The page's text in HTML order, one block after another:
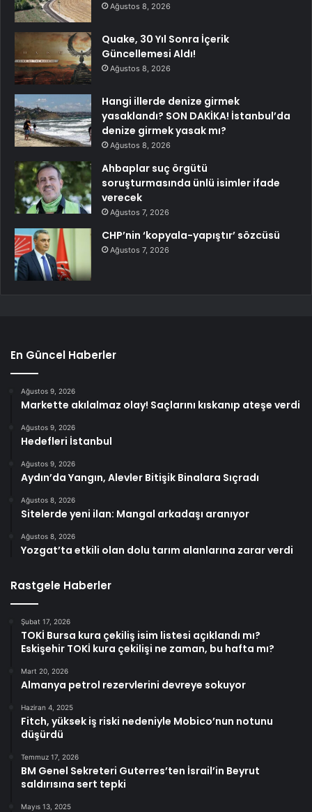
Ağustos 8, 2026
Quake, 30 Yıl Sonra İçerik
Güncellemesi Aldı!
Ağustos 8, 2026
Hangi illerde denize girmek
yasaklandı? SON DAKİKA! İstanbul’da
denize girmek yasak mı?
Ağustos 8, 2026
Ahbaplar suç örgütü
soruşturmasında ünlü isimler ifade
verecek
Ağustos 7, 2026
CHP’nin ‘kopyala-yapıştır’ sözcüsü
Ağustos 7, 2026
En Güncel Haberler
Ağustos 9, 2026
Markette akılalmaz olay! Saçlarını kıskanıp ateşe verdi
Ağustos 9, 2026
Hedefleri İstanbul
Ağustos 9, 2026
Aydın’da Yangın, Alevler Bitişik Binalara Sıçradı
Ağustos 8, 2026
Sitelerde yeni ilan: Mangal arkadaşı aranıyor
Ağustos 8, 2026
Yozgat’ta etkili olan dolu tarım alanlarına zarar verdi
Rastgele Haberler
Şubat 17, 2026
TOKİ Bursa kura çekiliş isim listesi açıklandı mı?
Eskişehir TOKİ kura çekilişi ne zaman, bu hafta mı?
Mart 20, 2026
Almanya petrol rezervlerini devreye sokuyor
Haziran 4, 2025
Fitch, yüksek iş riski nedeniyle Mobico’nun notunu
düşürdü
Temmuz 17, 2026
BM Genel Sekreteri Guterres’ten İsrail’in Beyrut
saldırısına sert tepki
Mayıs 13, 2025